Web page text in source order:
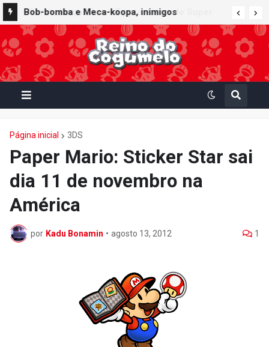
Bob-bomba e Meca-koopa, inimigos
"mecânicos" de Super Mario, viram brinquedos
de corda no Super Nintendo World
Furuta lança Choco Egg temático de Super
Mario Party Jamboree — Nintendo Switch 2
Edition + Jamboree TV com 15 miniaturas
colecionáveis
Página inicial 3DS
Paper Mario: Sticker Star sai
dia 11 de novembro na
América
por Kadu Bonamin • agosto 13, 2012 1